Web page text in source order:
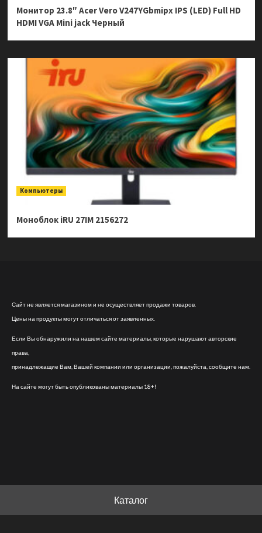
Монитор 23.8″ Acer Vero V247YGbmipx IPS (LED) Full HD
HDMI VGA Mini jack Черный
Компьютеры
Моноблок iRU 27IM 2156272
Сайт не является магазином и не осуществляет продажи товаров.
Цены на продукты могут отличаться от заявленных.
Если Вы обнаружили на нашем сайте материалы, которые нарушают авторские
права,
принадлежащие Вам, Вашей компании или организации, пожалуйста, сообщите нам.
На сайте могут быть опубликованы материалы 18+!
Каталог